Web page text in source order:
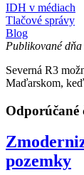
IDH v médiach
Tlačové správy
Blog
Publikované
Severná R3
Maďarskom,
Odporúčané
pozemky